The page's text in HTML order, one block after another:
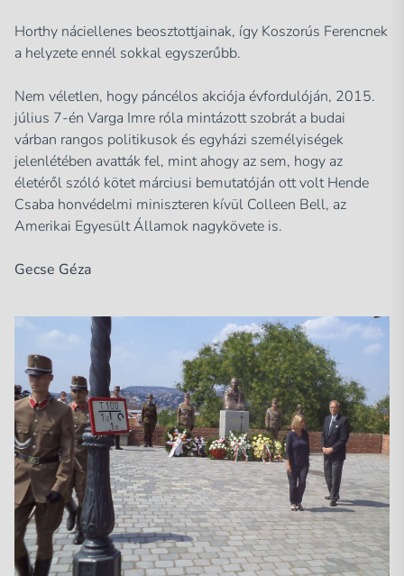
Horthy náciellenes beosztottjainak, így Koszorús Ferencnek
a helyzete ennél sokkal egyszerűbb.
Nem véletlen, hogy páncélos akciója évfordulóján, 2015.
július 7-én Varga Imre róla mintázott szobrát a budai
várban rangos politikusok és egyházi személyiségek
jelenlétében avatták fel, mint ahogy az sem, hogy az
életéről szóló kötet márciusi bemutatóján ott volt Hende
Csaba honvédelmi miniszteren kívül Colleen Bell, az
Amerikai Egyesült Államok nagykövete is.
Gecse Géza